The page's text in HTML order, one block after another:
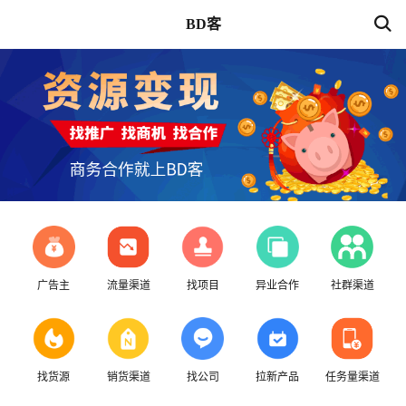
BD客
广告主 流量渠道 找项目 异业合作 社群渠道
找货源 销货渠道 找公司 拉新产品 任务量渠道